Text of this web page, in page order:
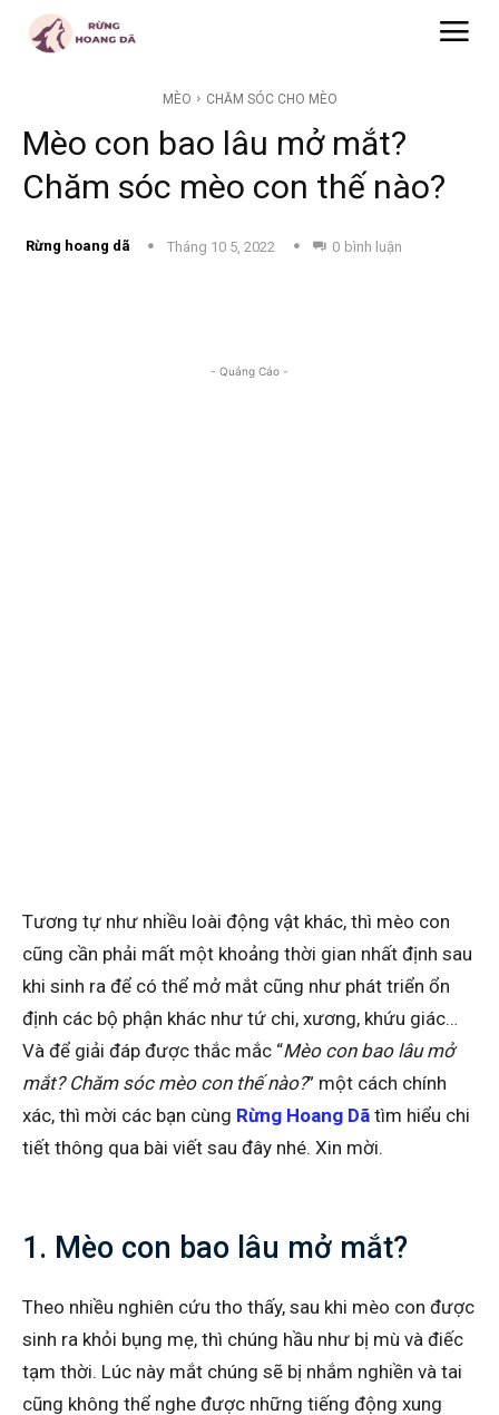
MÈO CHĂM SÓC CHO MÈO
Mèo con bao lâu mở mắt?
Chăm sóc mèo con thế nào?
Rừng hoang dã Tháng 10 5, 2022 0 bình luận
- Quảng Cáo -
Tương tự như nhiều loài động vật khác, thì mèo con
cũng cần phải mất một khoảng thời gian nhất định sau
khi sinh ra để có thể mở mắt cũng như phát triển ổn
định các bộ phận khác như tứ chi, xương, khứu giác…
Và để giải đáp được thắc mắc “Mèo con bao lâu mở
mắt? Chăm sóc mèo con thế nào?” một cách chính
xác, thì mời các bạn cùng Rừng Hoang Dã tìm hiểu chi
tiết thông qua bài viết sau đây nhé. Xin mời.
1. Mèo con bao lâu mở mắt?
Theo nhiều nghiên cứu tho thấy, sau khi mèo con được
sinh ra khỏi bụng mẹ, thì chúng hầu như bị mù và điếc
tạm thời. Lúc này mắt chúng sẽ bị nhắm nghiền và tai
cũng không thể nghe được những tiếng động xung